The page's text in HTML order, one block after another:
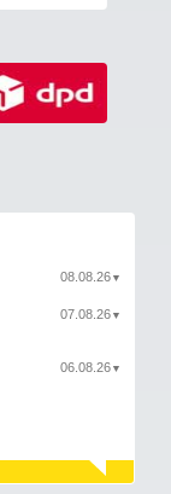
08.08.26 ▼
07.08.26 ▼
06.08.26 ▼